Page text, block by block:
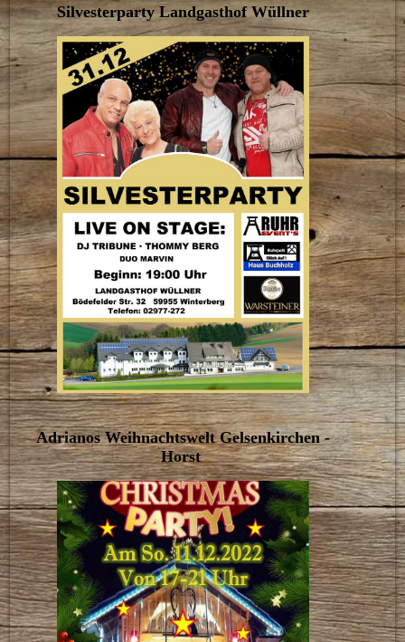
Silvesterparty Landgasthof Wüllner
Adrianos Weihnachtswelt Gelsenkirchen -
Horst